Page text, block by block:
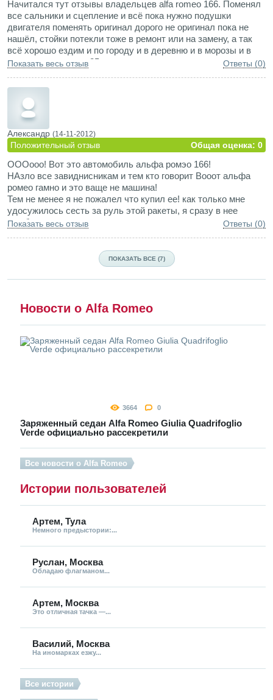
Начитался тут отзывы владельцев alfa romeo 166. Поменял
все сальники и сцепление и всё пока нужно подушки
двигателя поменять оригинал дорого не оригинал пока не
нашёл, стойки потекли тоже в ремонт или на замену, а так
всё хорошо ездим и по городу и в деревню и в морозы и в
жару правдо вот в -35 в машине прохладно хоть и печку на
тоже что-то не очень остужает пока всё 20 тыщ. полёт
нормальный
Показать весь отзыв Ответы (0)
Александр (14-11-2012)
Положительный отзыв Общая оценка: 0
ОООооо! Вот это автомобиль альфа ромэо 166!
НАзло все завиднисникам и тем кто говорит Вооот альфа
ромео гамно и это ваще не машина!
Тем не менее я не пожалел что купил ее! как только мне
удосужилось сесть за руль этой ракеты, я сразу в нее
влюбился.
Звук ее просто обалденный! салон огромный даже удобнее
чем в БМВ 7ке (так признались сами владельцы семерок))))
Мелочи автомобиля радуют бесконечно! огромное
открываешь капот, а там на тебя из под пластиковой заиты
смотрят 6 хромированных воинов стоящие в ряд, и готовые
оторвать голову любому сопернику на дороге.
Показать весь отзыв Ответы (0)
ПОКАЗАТЬ ВСЕ (7)
Новости о Alfa Romeo
3664 0
Заряженный седан Alfa Romeo Giulia Quadrifoglio
Verde официально рассекретили
Все новости о Alfa Romeo
Истории пользователей
Артем, Тула
Немного предыстории:...
Руслан, Москва
Обладаю флагманом...
Артем, Москва
Это отличная тачка —...
Василий, Москва
На иномарках езжу...
Все истории